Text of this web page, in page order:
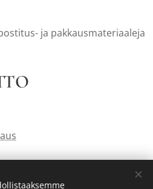
ja pakkausmateriaaleja